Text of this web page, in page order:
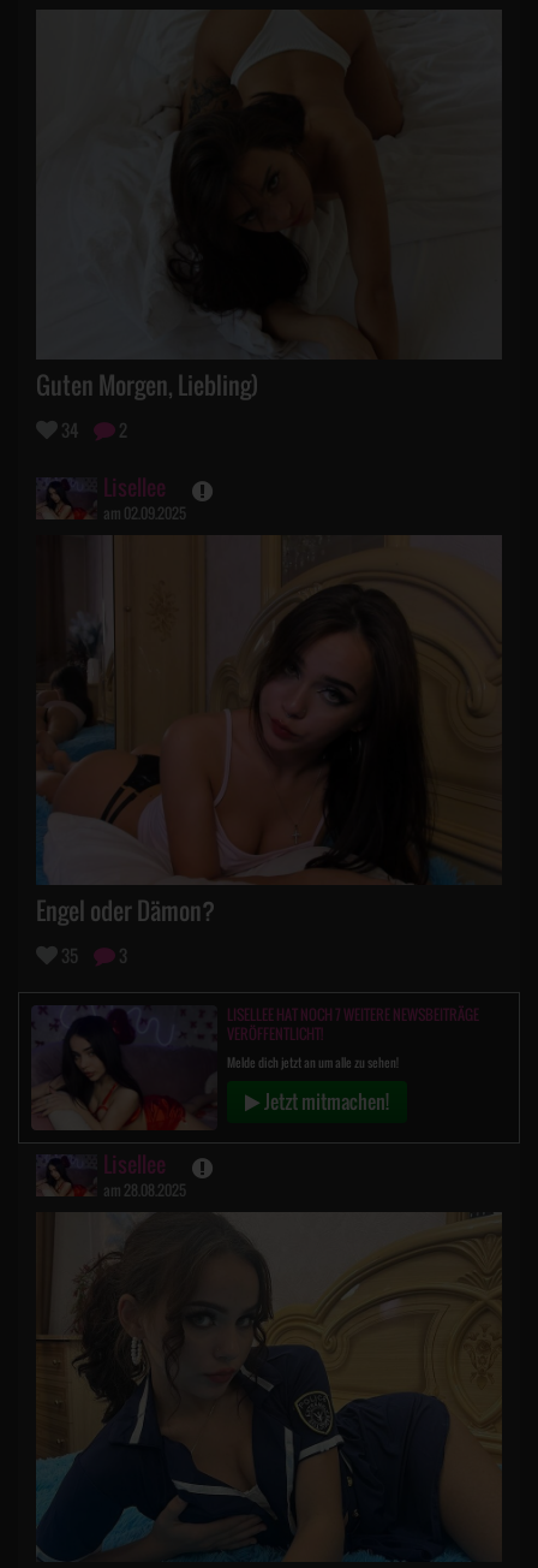
Guten Morgen, Liebling)
34 2
Lisellee
am 02.09.2025
Engel oder Dämon?
35 3
LISELLEE HAT NOCH 7 WEITERE NEWSBEITRÄGE
VERÖFFENTLICHT!
Melde dich jetzt an um alle zu sehen!
Jetzt mitmachen!
Lisellee
am 28.08.2025